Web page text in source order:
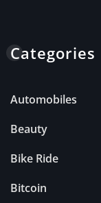
Categories
Automobiles
Beauty
Bike Ride
Bitcoin